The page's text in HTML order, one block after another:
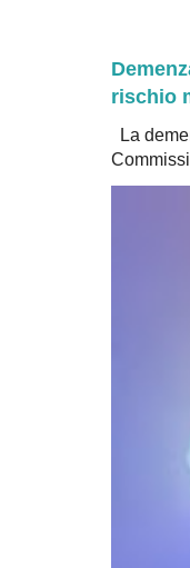
rischio
La